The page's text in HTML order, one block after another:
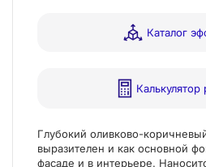
Каталог
Калькулятор
Глубокий оливково-
выразителен и как основной
фасаде и в интерьере.